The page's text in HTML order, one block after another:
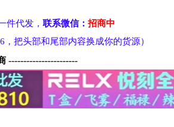
件代发， 联系微信： 招商中
，把头部和尾部内容换成你的货源）
-----------------------